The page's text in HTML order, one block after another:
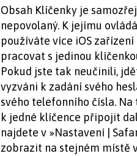
Obsah Klíčenky je
nepovolaný. K jejímu
používáte více iOS
pracovat s jedinou
Pokud jste tak neučinili,
vyzváni k zadání svého
svého telefonního čísla.
k jedné klíčence připojit
najdete v »Nastavení |
zobrazit na stejném místě